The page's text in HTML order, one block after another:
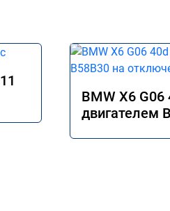
BMW X6 G06
двигателем